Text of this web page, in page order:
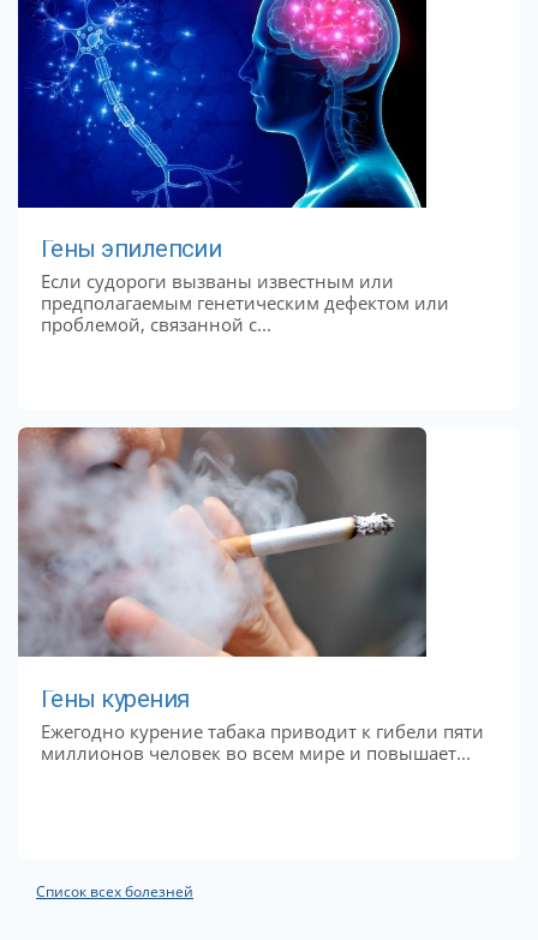
Гены эпилепсии
Если судороги вызваны известным или
предполагаемым генетическим дефектом или
проблемой, связанной с...
Гены курения
Ежегодно курение табака приводит к гибели пяти
миллионов человек во всем мире и повышает...
Список всех болезней